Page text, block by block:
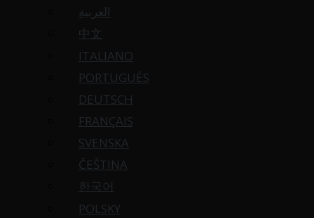
العربية
中文
ITALIANO
PORTUGUÉS
DEUTSCH
FRANÇAIS
SVENSKA
ČEŠTINA
한국어
POLSKY